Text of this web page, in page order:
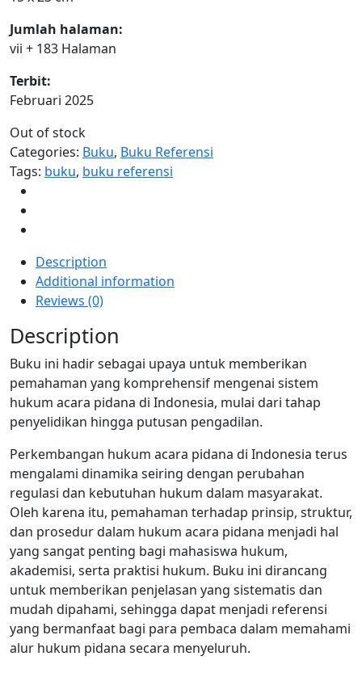
Jumlah halaman:
vii + 183 Halaman
Terbit:
Februari 2025
Out of stock
Categories: Buku, Buku Referensi
Tags: buku, buku referensi
Description
Additional information
Reviews (0)
Description
Buku ini hadir sebagai upaya untuk memberikan
pemahaman yang komprehensif mengenai sistem
hukum acara pidana di Indonesia, mulai dari tahap
penyelidikan hingga putusan pengadilan.
Perkembangan hukum acara pidana di Indonesia terus
mengalami dinamika seiring dengan perubahan
regulasi dan kebutuhan hukum dalam masyarakat.
Oleh karena itu, pemahaman terhadap prinsip, struktur,
dan prosedur dalam hukum acara pidana menjadi hal
yang sangat penting bagi mahasiswa hukum,
akademisi, serta praktisi hukum. Buku ini dirancang
untuk memberikan penjelasan yang sistematis dan
mudah dipahami, sehingga dapat menjadi referensi
yang bermanfaat bagi para pembaca dalam memahami
alur hukum pidana secara menyeluruh.